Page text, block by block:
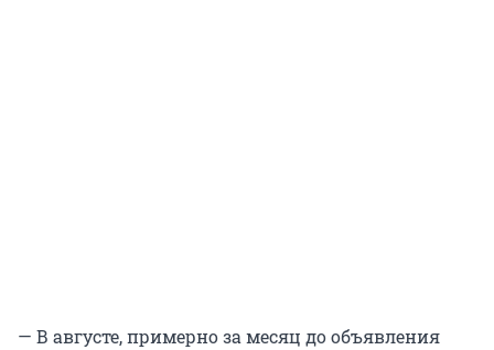
— В августе, примерно за месяц до объявления